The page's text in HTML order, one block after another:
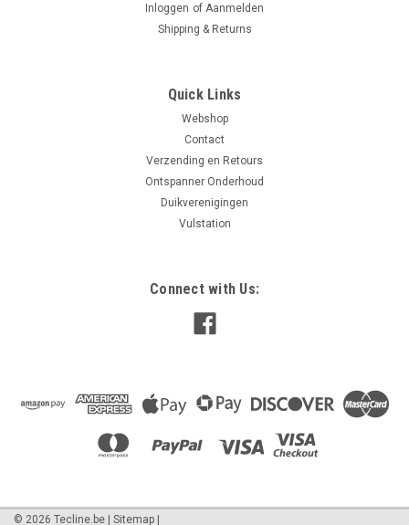
Inloggen of Aanmelden
Shipping & Returns
Quick Links
Webshop
Contact
Verzending en Retours
Ontspanner Onderhoud
Duikverenigingen
Vulstation
Connect with Us:
© 2026 Tecline.be | Sitemap |